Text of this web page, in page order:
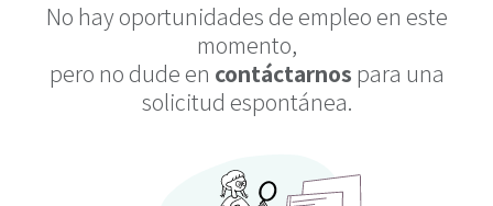
No hay oportunidades de empleo en este
momento,
pero no dude en contáctarnos para una
solicitud espontánea.